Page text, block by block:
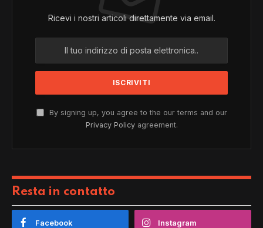
Ricevi i nostri articoli direttamente via email.
By signing up, you agree to the our terms and our
Privacy Policyagreement.
Resta in contatto
Facebook Instagram